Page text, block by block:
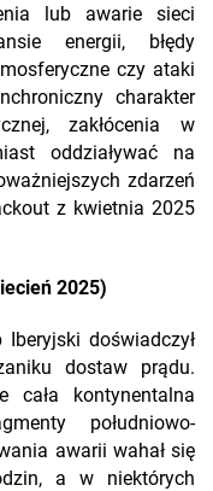
lub awarie sieci
energii, błędy
czy ataki
charakter
zakłócenia w
oddziaływać na
zdarzeń
z kwietnia 2025
2025)
doświadczył
dostaw prądu.
cała kontynentalna
południowo-
awarii wahał się
a w niektórych